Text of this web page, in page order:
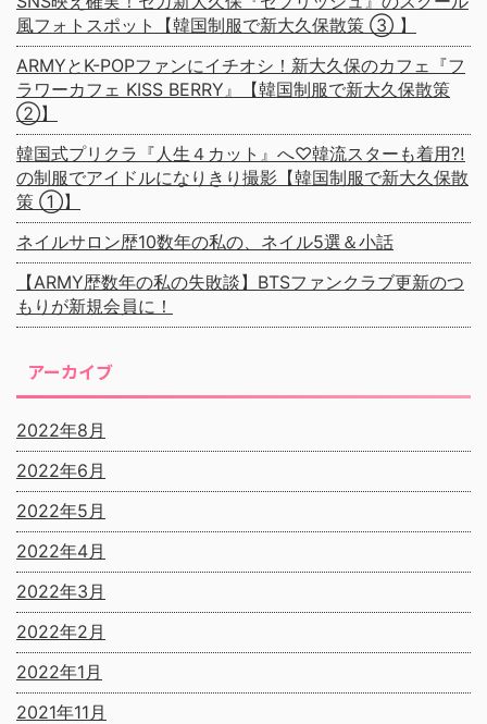
風フォトスポット【韓国制服で新大久保散策 ③ 】
ARMYとK-POPファンにイチオシ！新大久保のカフェ『フ
ラワーカフェ KISS BERRY』【韓国制服で新大久保散策
②】
韓国式プリクラ『人生４カット』へ♡韓流スターも着用⁈
の制服でアイドルになりきり撮影【韓国制服で新大久保散
策 ①】
ネイルサロン歴10数年の私の、ネイル5選＆小話
【ARMY歴数年の私の失敗談】BTSファンクラブ更新のつ
もりが新規会員に！
アーカイブ
2022年8月
2022年6月
2022年5月
2022年4月
2022年3月
2022年2月
2022年1月
2021年11月